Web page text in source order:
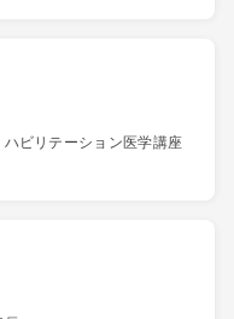
ビリテーション医学講座